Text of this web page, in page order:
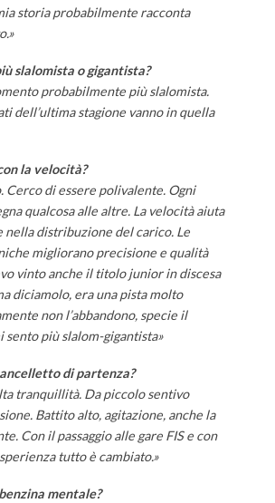
storia probabilmente racconta
slalomista o gigantista?
probabilmente più slalomista.
dell’ultima stagione vanno in quella
la velocità?
Cerco di essere polivalente. Ogni
qualcosa alle altre. La velocità aiuta
nella distribuzione del carico. Le
migliorano precisione e qualità
vinto anche il titolo junior in discesa
diciamolo, era una pista molto
non l’abbandono, specie il
sento più slalom-gigantista»
di partenza?
tranquillità. Da piccolo sentivo
Battito alto, agitazione, anche la
Con il passaggio alle gare FIS e con
tutto è cambiato.»
mentale?